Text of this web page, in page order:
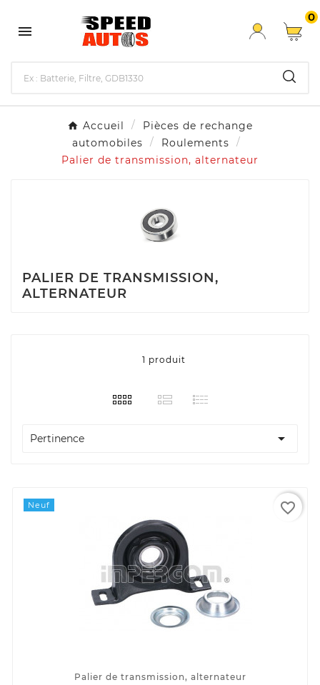

0
Accueil
Pièces de rechange
automobiles
Roulements
Palier de transmission, alternateur
PALIER DE TRANSMISSION,
ALTERNATEUR
1 produit
Pertinence 
Neuf
Palier de transmission, alternateur
favorite_border